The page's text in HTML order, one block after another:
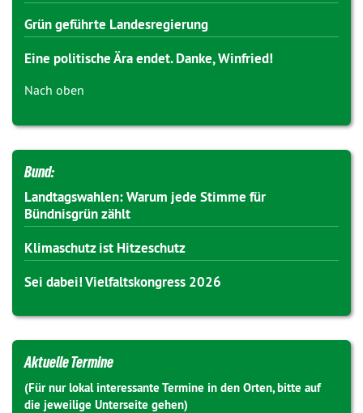
Grün geführte Landesregierung
Eine politische Ära endet. Danke, Winfried!
Nach oben
Bund:
Landtagswahlen: Warum jede Stimme für
Bündnisgrün zählt
Klimaschutz ist Hitzeschutz
Sei dabei! Vielfaltskongress 2026
Aktuelle Termine
(Für nur lokal interessante Termine in den Orten, bitte auf
die jeweilige Unterseite gehen)